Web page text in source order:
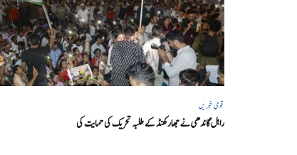
قومی خبریں
راہل گاندھی نے جھارکھنڈ کے طلبہ تحریک کی حمایت کی